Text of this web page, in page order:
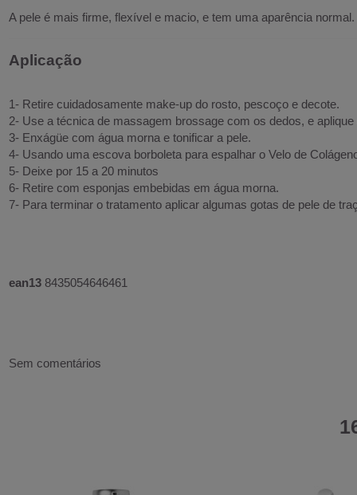
A pele é mais firme, flexível e macio, e tem uma aparência normal.
Aplicação
1- Retire cuidadosamente make-up do rosto, pescoço e decote.
2- Use a técnica de massagem brossage com os dedos, e
3- Enxágüe com água morna e tonificar a pele.
4- Usando uma escova borboleta para espalhar o Velo de
5- Deixe por 15 a 20 minutos
6- Retire com esponjas embebidas em água morna.
7- Para terminar o tratamento aplicar algumas gotas de pele de
ean13 8435054646461
Sem comentários